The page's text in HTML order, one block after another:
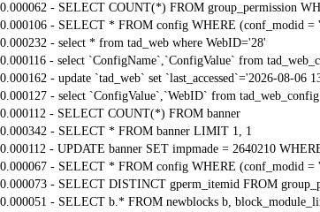
0.000062 - SELECT COUNT(*) FROM group_permission
0.000106 - SELECT * FROM config WHERE (conf_modid =
0.000232 - select * from tad_web where WebID='28'
0.000116 - select `ConfigName`,`ConfigValue` from
0.000162 - update `tad_web` set `last_accessed`='2026-08-06
0.000127 - select `ConfigValue`,`WebID` from
0.000112 - SELECT COUNT(*) FROM banner
0.000342 - SELECT * FROM banner LIMIT 1, 1
0.000112 - UPDATE banner SET impmade = 2640210
0.000067 - SELECT * FROM config WHERE (conf_modid
0.000073 - SELECT DISTINCT gperm_itemid FROM
0.000051 - SELECT b.* FROM newblocks b,